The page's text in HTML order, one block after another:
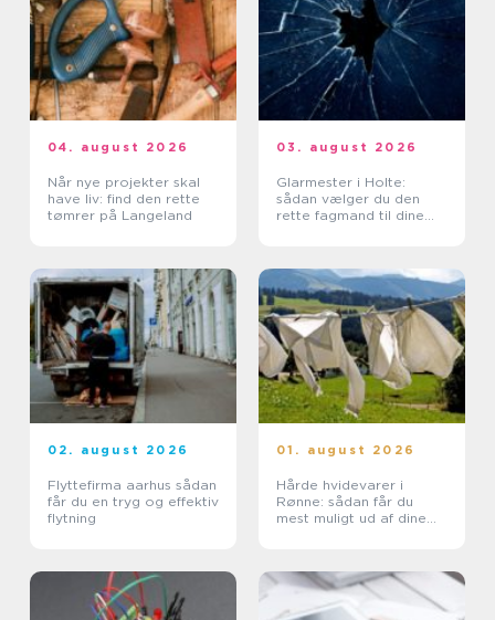
04. august 2026
Når nye projekter skal
have liv: find den rette
tømrer på Langeland
03. august 2026
Glarmester i Holte:
sådan vælger du den
rette fagmand til dine
02. august 2026
Flyttefirma aarhus sådan
får du en tryg og effektiv
flytning
01. august 2026
Hårde hvidevarer i
Rønne: sådan får du
mest muligt ud af dine